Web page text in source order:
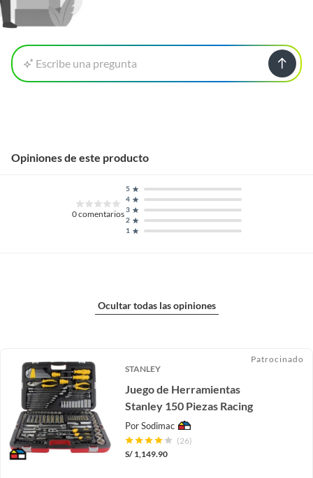
Escribe una pregunta
Opiniones de este producto
0comentarios
1
2
3
4
5
Ocultar todas las opiniones
STANLEY
Juego de Herramientas
Stanley 150 Piezas Racing
PorSodimac
(26)
S/ 1,149.90
Patrocinado